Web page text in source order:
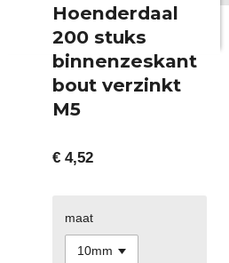
Hoenderdaal
200 stuks
binnenzeskant
bout verzinkt
M5
€ 4,52
maat